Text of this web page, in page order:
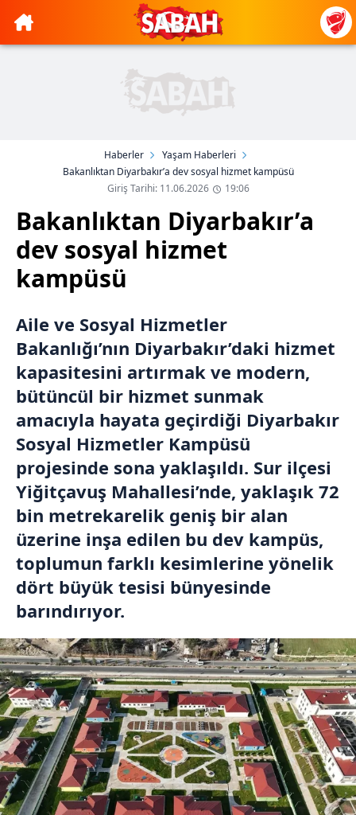
Haberler
Yaşam Haberleri
Bakanlıktan Diyarbakır’a dev sosyal hizmet kampüsü
Giriş Tarihi: 11.06.2026
19:06
Bakanlıktan Diyarbakır’a
dev sosyal hizmet
kampüsü
Aile ve Sosyal Hizmetler
Bakanlığı’nın Diyarbakır’daki hizmet
kapasitesini artırmak ve modern,
bütüncül bir hizmet sunmak
amacıyla hayata geçirdiği Diyarbakır
Sosyal Hizmetler Kampüsü
projesinde sona yaklaşıldı. Sur ilçesi
Yiğitçavuş Mahallesi’nde, yaklaşık 72
bin metrekarelik geniş bir alan
üzerine inşa edilen bu dev kampüs,
toplumun farklı kesimlerine yönelik
dört büyük tesisi bünyesinde
barındırıyor.